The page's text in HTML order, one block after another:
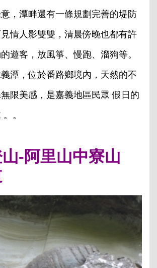
，潭畔還有一條規劃完善的堤防
情人影雙雙，清晨傍晚也都有許
遊客，放風箏、慢跑、溜狗等。
潭，位於番路鄉境內，天然的不
限美感，是嘉義地區民眾 假日的
。
-阿里山中寮山